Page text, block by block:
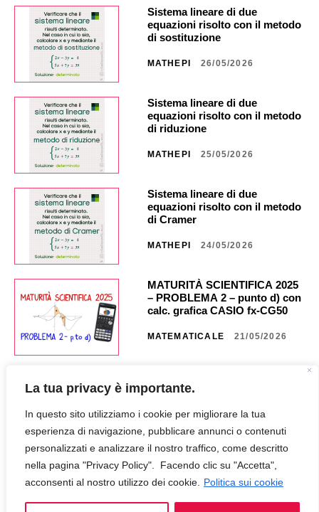
La tua privacy è importante.
In questo sito utilizziamo i cookie per migliorare la tua
esperienza di navigazione, pubblicare annunci o contenuti
personalizzati e analizzare il nostro traffico, come descritto
nella pagina "Privacy Policy". Facendo clic su "Accetta",
acconsenti al nostro utilizzo dei cookie.
Politica sui cookie
Sistema lineare di due
equazioni risolto con il metodo
di sostituzione
MATHEPI 26/05/2026
Sistema lineare di due
equazioni risolto con il metodo
di riduzione
MATHEPI 25/05/2026
Sistema lineare di due
equazioni risolto con il metodo
di Cramer
MATHEPI 24/05/2026
MATURITÀ SCIENTIFICA 2025
– PROBLEMA 2 – punto d) con
calc. grafica CASIO fx-CG50 _
MATEMATICALE 21/05/2026
– PROBLEMA 2 – punto c) con
NA35 _ CG849
MATEMATICALE 18/05/2026
MATURITÀ SCIENTIFICA 2025
– PROBLEMA 2 – punto b) con
NA30 _ CG847